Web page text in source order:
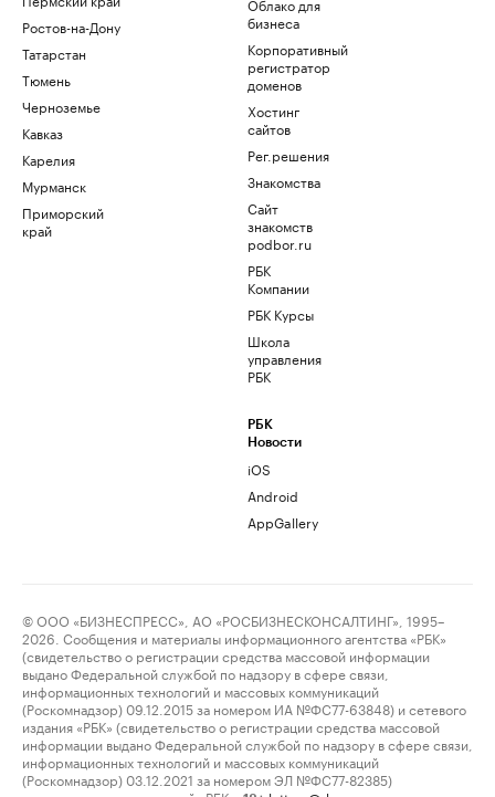
Ростов-на-Дону
Татарстан
Тюмень
Черноземье
Кавказ
Карелия
Мурманск
Приморский
край
бизнеса
Корпоративный
регистратор
доменов
Хостинг
сайтов
Рег.решения
Знакомства
Сайт
знакомств
podbor.ru
РБК
Компании
РБК Курсы
Школа
управления
РБК
РБК
Новости
iOS
Android
AppGallery
© ООО «БИЗНЕСПРЕСС», АО «РОСБИЗНЕСКОНСАЛТИНГ», 1995–
2026. Сообщения и материалы информационного агентства «РБК»
(свидетельство о регистрации средства массовой информации
выдано Федеральной службой по надзору в сфере связи,
информационных технологий и массовых коммуникаций
(Роскомнадзор) 09.12.2015 за номером ИА №ФС77-63848) и сетевого
издания «РБК» (свидетельство о регистрации средства массовой
информации выдано Федеральной службой по надзору в сфере связи,
информационных технологий и массовых коммуникаций
(Роскомнадзор) 03.12.2021 за номером ЭЛ №ФС77-82385)